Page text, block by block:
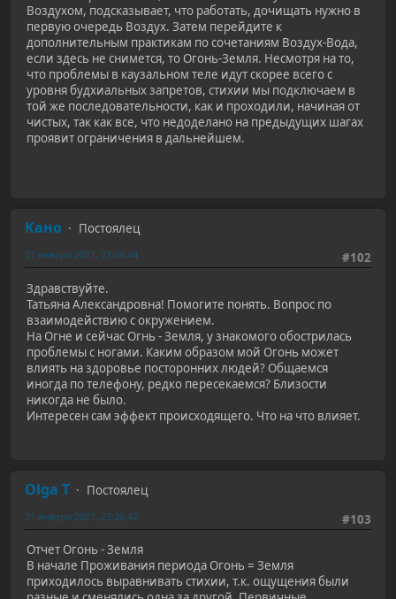
Воздухом, подсказывает, что работать, дочищать нужно в
первую очередь Воздух. Затем перейдите к
дополнительным практикам по сочетаниям Воздух-Вода,
если здесь не снимется, то Огонь-Земля. Несмотря на то,
что проблемы в каузальном теле идут скорее всего с
уровня будхиальных запретов, стихии мы подключаем в
той же последовательности, как и проходили, начиная от
чистых, так как все, что недоделано на предыдущих шагах
проявит ограничения в дальнейшем.
Кано
Постоялец
#102
21 января 2021, 23:04:44
Здравствуйте.
Татьяна Александровна! Помогите понять. Вопрос по
взаимодействию с окружением.
На Огне и сейчас Огнь - Земля, у знакомого обострилась
проблемы с ногами. Каким образом мой Огонь может
влиять на здоровье посторонних людей? Общаемся
иногда по телефону, редко пересекаемся? Близости
никогда не было.
Интересен сам эффект происходящего. Что на что влияет.
Olga T
Постоялец
#103
21 января 2021, 23:28:42
Отчет Огонь - Земля
В начале Проживания периода Огонь = Земля
приходилось выравнивать стихии, т.к. ощущения были